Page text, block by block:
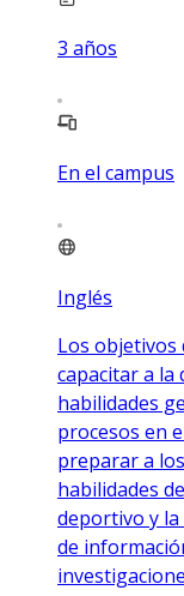
3 años
En el campus
Inglés
Los objetivos
capacitar a la
habilidades
procesos en
preparar a
habilidades
deportivo y
de